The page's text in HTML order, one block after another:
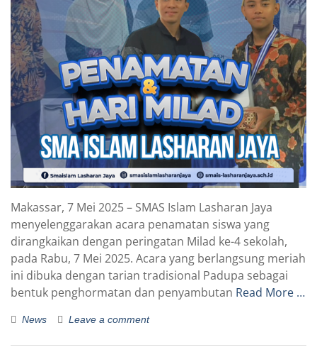
Makassar, 7 Mei 2025 – SMAS Islam Lasharan Jaya
menyelenggarakan acara penamatan siswa yang
dirangkaikan dengan peringatan Milad ke-4 sekolah,
pada Rabu, 7 Mei 2025. Acara yang berlangsung meriah
ini dibuka dengan tarian tradisional Padupa sebagai
bentuk penghormatan dan penyambutan Read More …
News Leave a comment